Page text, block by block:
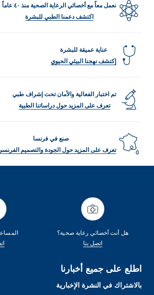
نعمل معاً مع أخصائي الرعاية الصحية منذ ٤٠ عاماً
اكتشف دعمنا الطبي للبشرة
عناية عميقة للبشرة
إكتشف نهجنا البيئي الحيوي
تم اختبار الفعالية والأمان تحت إشراف طبي
تعرف على المزيد حول دراساتنا الطبية
صنع في فرنسا
تعرف على المزيد حول الجودة والتصميم الفرنسي
هل أنت أخصائي رعاية صحية؟
اتصل بنا
اطلع على جميع أخبارنا
بالاشتراك في النشرة الإخبارية